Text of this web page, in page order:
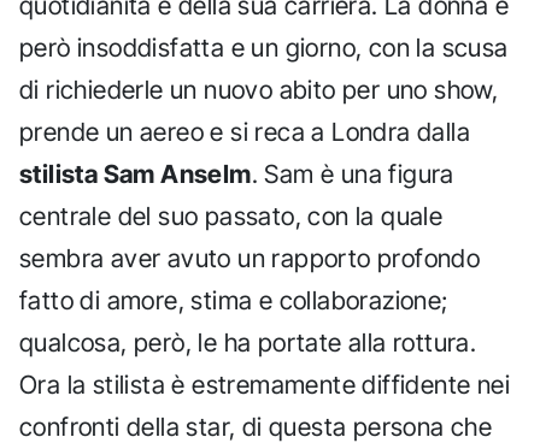
però insoddisfatta e un giorno, con la scusa
di richiederle un nuovo abito per uno show,
prende un aereo e si reca a Londra dalla
stilista Sam Anselm. Sam è una figura
centrale del suo passato, con la quale
sembra aver avuto un rapporto profondo
fatto di amore, stima e collaborazione;
qualcosa, però, le ha portate alla rottura.
Ora la stilista è estremamente diffidente nei
confronti della star, di questa persona che